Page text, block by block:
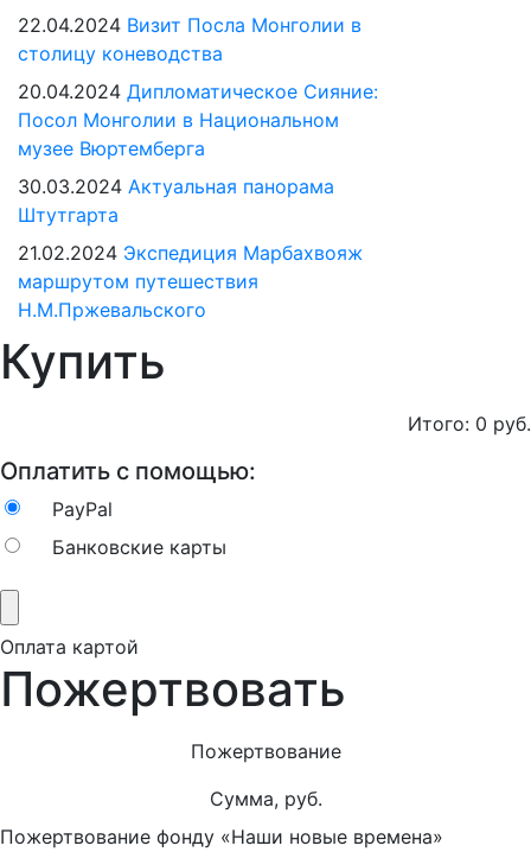
22.04.2024 Визит Посла Монголии в
столицу коневодства
20.04.2024 Дипломатическое Сияние:
Посол Монголии в Национальном
музее Вюртемберга
30.03.2024 Актуальная панорама
Штутгарта
21.02.2024 Экспедиция Марбахвояж
маршрутом путешествия
Н.М.Пржевальского
Купить
Итого: 0 руб.
Оплатить с помощью:
PayPal
Банковские карты
Оплата картой
Пожертвовать
Пожертвование
Сумма, руб.
Пожертвование фонду «Наши новые времена»